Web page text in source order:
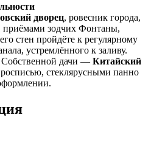
дворец, ровесник города,
приёмами зодчих Фонтаны,
стен пройдёте к регулярному
устремлённого к заливу.
дачи — Китайский
стеклярусными панно